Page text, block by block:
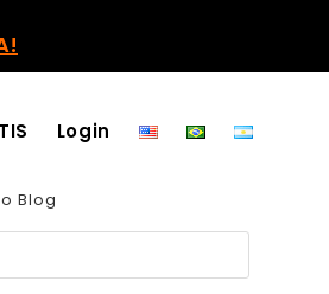
Login
Blog
Pressione
tecla